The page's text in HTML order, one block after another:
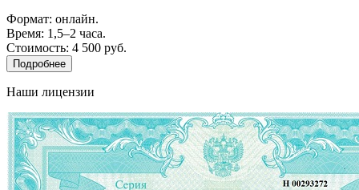
Формат: онлайн.
Время: 1,5–2 часа.
Стоимость: 4 500 руб.
Подробнее
Наши лицензии